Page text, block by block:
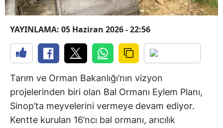
YAYINLAMA: 05 Haziran 2026 - 22:56
Tarım ve Orman Bakanlığı’nın vizyon
projelerinden biri olan Bal Ormanı Eylem Planı,
Sinop’ta meyvelerini vermeye devam ediyor.
Kentte kurulan 16’ncı bal ormanı, arıcılık